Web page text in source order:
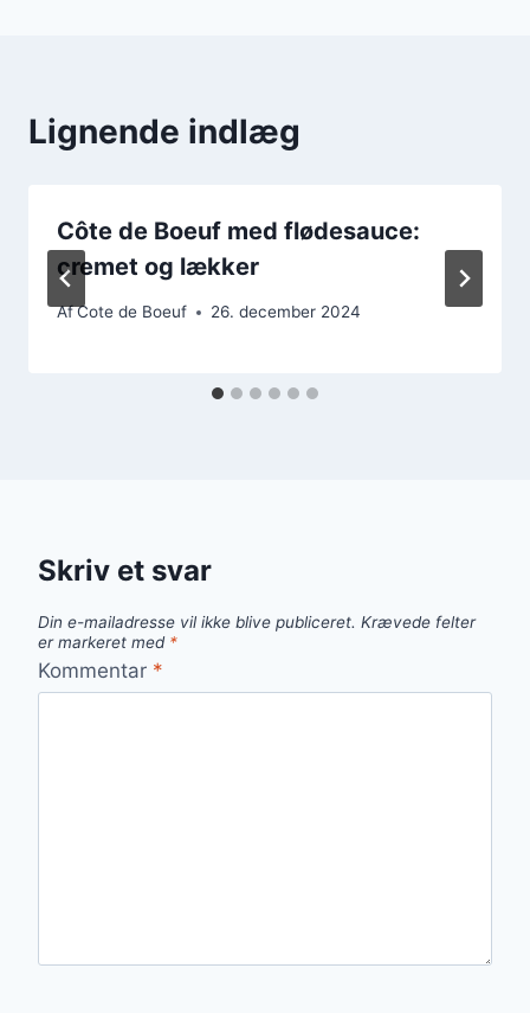
Lignende indlæg
Côte de Boeuf med flødesauce:
cremet og lækker
AfCote de Boeuf 26. december 2024
Skriv et svar
Din e-mailadresse vil ikke blive publiceret. Krævede felter
er markeret med *
Kommentar *